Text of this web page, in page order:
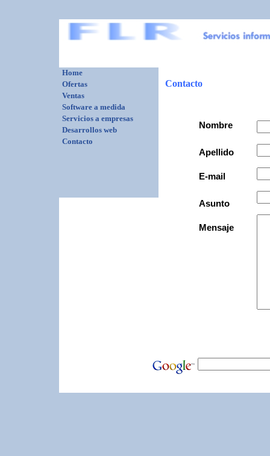
Contacto
Nombre
Apellido
E-mail
Asunto
Mensaje
Home
Ofertas
Ventas
Software a medida
Servicios a empresas
Desarrollos web
Contacto